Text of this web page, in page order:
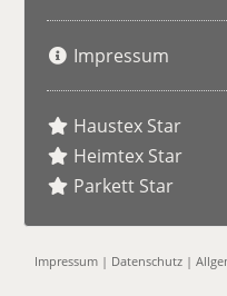
Impressum
Haustex Star
Heimtex Star
Parkett Star
Impressum | Datenschutz |